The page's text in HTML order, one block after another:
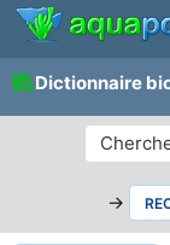
Dictionnaire
→